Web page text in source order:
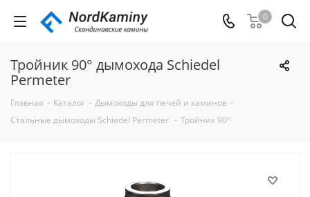
0
Тройник 90° дымохода Schiedel
Permeter
Главная - Каталог - Дымоходы для печей и каминов -
Стальные дымоходы Schiedel Permeter - Тройник 90°